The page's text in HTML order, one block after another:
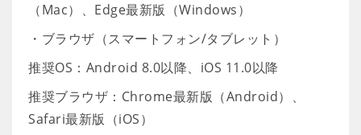
（Mac）、Edge最新版（Windows）
・ブラウザ（スマートフォン/タブレット）
推奨OS：Android 8.0以降、iOS 11.0以降
推奨ブラウザ：Chrome最新版（Android）、
Safari最新版（iOS）